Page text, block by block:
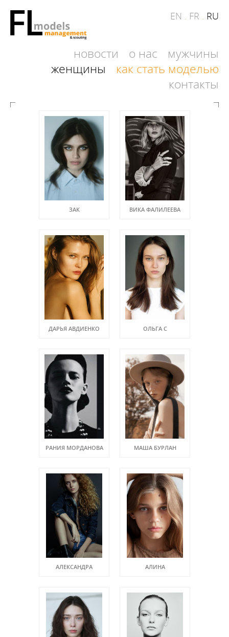
EN . FR . RU
новости о нас
мужчины
женщины
как стать моделью
контакты
ЗАК ВИКА ФАЛИЛЕЕВА
ДАРЬЯ АВДИЕНКО ОЛЬГА C
РАНИЯ МОРДАНОВА МАША БУРЛАН
АЛЕКСАНДРА АЛИНА